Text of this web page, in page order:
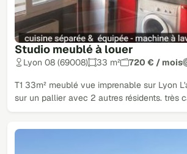
Studio meublé à louer
Lyon 08 (69008) 33 m² 720 € / mois
T1 33m² meublé vue imprenable sur Lyon
sur un pallier avec 2 autres résidents. très